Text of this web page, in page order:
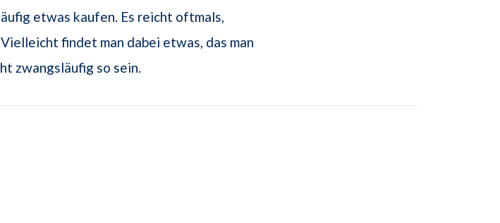
etwas kaufen. Es reicht oftmals,
findet man dabei etwas, das man
zwangsläufig so sein.